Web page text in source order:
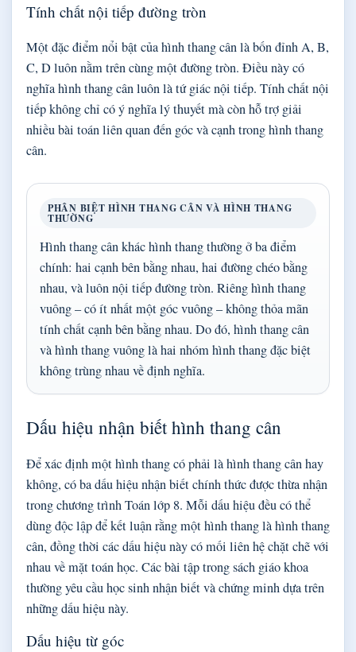
Tính chất nội tiếp đường tròn
Một đặc điểm nổi bật của hình thang cân là bốn đỉnh A, B,
C, D luôn nằm trên cùng một đường tròn. Điều này có
nghĩa hình thang cân luôn là tứ giác nội tiếp. Tính chất nội
tiếp không chỉ có ý nghĩa lý thuyết mà còn hỗ trợ giải
nhiều bài toán liên quan đến góc và cạnh trong hình thang
cân.
PHÂN BIỆT HÌNH THANG CÂN VÀ HÌNH THANG
THƯỜNG
Hình thang cân khác hình thang thường ở ba điểm
chính: hai cạnh bên bằng nhau, hai đường chéo bằng
nhau, và luôn nội tiếp đường tròn. Riêng hình thang
vuông – có ít nhất một góc vuông – không thỏa mãn
tính chất cạnh bên bằng nhau. Do đó, hình thang cân
và hình thang vuông là hai nhóm hình thang đặc biệt
không trùng nhau về định nghĩa.
Dấu hiệu nhận biết hình thang cân
Để xác định một hình thang có phải là hình thang cân hay
không, có ba dấu hiệu nhận biết chính thức được thừa nhận
trong chương trình Toán lớp 8. Mỗi dấu hiệu đều có thể
dùng độc lập để kết luận rằng một hình thang là hình thang
cân, đồng thời các dấu hiệu này có mối liên hệ chặt chẽ với
nhau về mặt toán học. Các bài tập trong sách giáo khoa
thường yêu cầu học sinh nhận biết và chứng minh dựa trên
những dấu hiệu này.
Dấu hiệu từ góc